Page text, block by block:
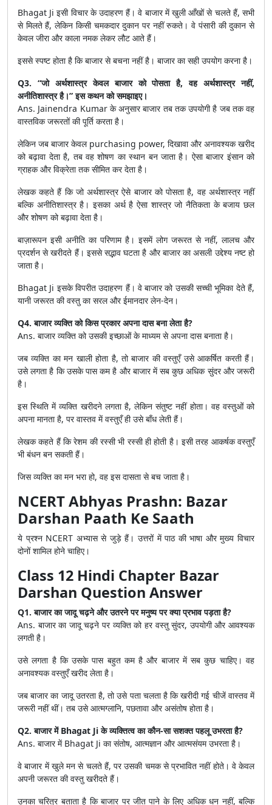
Bhagat Ji इसी विचार के उदाहरण हैं। वे बाजार में खुली आँखों से चलते हैं, सभी
से मिलते हैं, लेकिन किसी चमकदार दुकान पर नहीं रुकते। वे पंसारी की दुकान से
केवल जीरा और काला नमक लेकर लौट आते हैं।
इससे स्पष्ट होता है कि बाजार से बचना नहीं है। बाजार का सही उपयोग करना है।
Q3. “जो अर्थशास्त्र केवल बाजार को पोसता है, वह अर्थशास्त्र नहीं,
अनीतिशास्त्र है।” इस कथन को समझाइए।
Ans. Jainendra Kumar के अनुसार बाजार तब तक उपयोगी है जब तक वह
वास्तविक जरूरतों की पूर्ति करता है।
लेकिन जब बाजार केवल purchasing power, दिखावा और अनावश्यक खरीद
को बढ़ावा देता है, तब वह शोषण का स्थान बन जाता है। ऐसा बाजार इंसान को
ग्राहक और विक्रेता तक सीमित कर देता है।
लेखक कहते हैं कि जो अर्थशास्त्र ऐसे बाजार को पोसता है, वह अर्थशास्त्र नहीं
बल्कि अनीतिशास्त्र है। इसका अर्थ है ऐसा शास्त्र जो नैतिकता के बजाय छल
और शोषण को बढ़ावा देता है।
बाज़ारूपन इसी अनीति का परिणाम है। इसमें लोग जरूरत से नहीं, लालच और
प्रदर्शन से खरीदते हैं। इससे सद्भाव घटता है और बाजार का असली उद्देश्य नष्ट हो
जाता है।
Bhagat Ji इसके विपरीत उदाहरण हैं। वे बाजार को उसकी सच्ची भूमिका देते हैं,
यानी जरूरत की वस्तु का सरल और ईमानदार लेन-देन।
Q4. बाजार व्यक्ति को किस प्रकार अपना दास बना लेता है?
Ans. बाजार व्यक्ति को उसकी इच्छाओं के माध्यम से अपना दास बनाता है।
जब व्यक्ति का मन खाली होता है, तो बाजार की वस्तुएँ उसे आकर्षित करती हैं।
उसे लगता है कि उसके पास कम है और बाजार में सब कुछ अधिक सुंदर और जरूरी
है।
इस स्थिति में व्यक्ति खरीदने लगता है, लेकिन संतुष्ट नहीं होता। वह वस्तुओं को
अपना मानता है, पर वास्तव में वस्तुएँ ही उसे बाँध लेती हैं।
लेखक कहते हैं कि रेशम की रस्सी भी रस्सी ही होती है। इसी तरह आकर्षक वस्तुएँ
भी बंधन बन सकती हैं।
जिस व्यक्ति का मन भरा हो, वह इस दासता से बच जाता है।
NCERT Abhyas Prashn: Bazar
Darshan Paath Ke Saath
ये प्रश्न NCERT अभ्यास से जुड़े हैं। उत्तरों में पाठ की भाषा और मुख्य विचार
दोनों शामिल होने चाहिए।
Class 12 Hindi Chapter Bazar
Darshan Question Answer
Q1. बाजार का जादू चढ़ने और उतरने पर मनुष्य पर क्या प्रभाव पड़ता है?
Ans. बाजार का जादू चढ़ने पर व्यक्ति को हर वस्तु सुंदर, उपयोगी और आवश्यक
लगती है।
उसे लगता है कि उसके पास बहुत कम है और बाजार में सब कुछ चाहिए। वह
अनावश्यक वस्तुएँ खरीद लेता है।
जब बाजार का जादू उतरता है, तो उसे पता चलता है कि खरीदी गई चीजें वास्तव में
जरूरी नहीं थीं। तब उसे आत्मग्लानि, पछतावा और असंतोष होता है।
Q2. बाजार में Bhagat Ji के व्यक्तित्व का कौन-सा सशक्त पहलू उभरता है?
Ans. बाजार में Bhagat Ji का संतोष, आत्मज्ञान और आत्मसंयम उभरता है।
वे बाजार में खुले मन से चलते हैं, पर उसकी चमक से प्रभावित नहीं होते। वे केवल
अपनी जरूरत की वस्तु खरीदते हैं।
उनका चरित्र बताता है कि बाजार पर जीत पाने के लिए अधिक धन नहीं, बल्कि